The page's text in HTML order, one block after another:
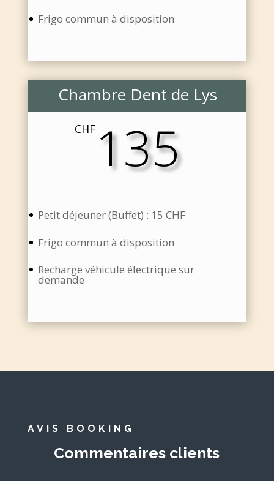
Frigo commun à disposition
Chambre Dent de Lys
CHF135
Petit déjeuner (Buffet) : 15 CHF
Frigo commun à disposition
Recharge véhicule électrique sur
demande
AVIS BOOKING
Commentaires clients